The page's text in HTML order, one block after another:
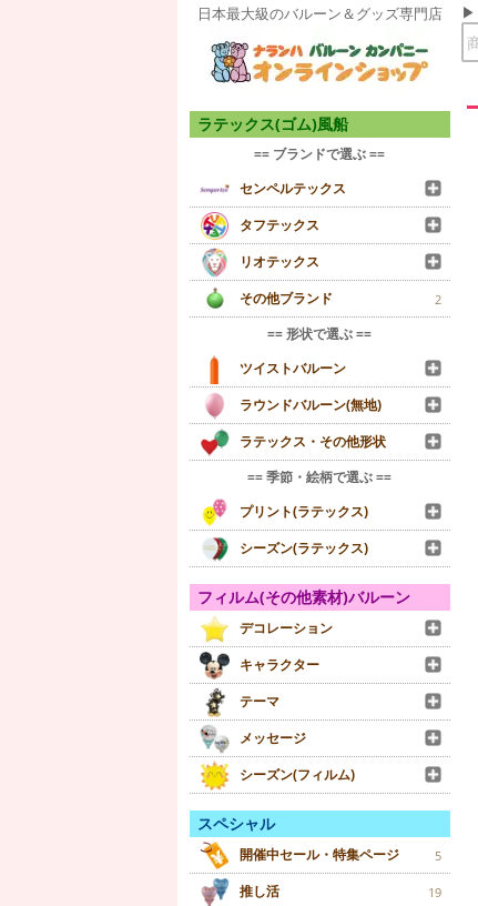
日本最大級のバルーン＆グッズ専門店
ラテックス(ゴム)風船
== ブランドで選ぶ ==
センペルテックス
タフテックス
リオテックス
その他ブランド
2
== 形状で選ぶ ==
ツイストバルーン
ラウンドバルーン(無地)
ラテックス・その他形状
== 季節・絵柄で選ぶ ==
プリント(ラテックス)
シーズン(ラテックス)
フィルム(その他素材)バルーン
デコレーション
キャラクター
テーマ
メッセージ
シーズン(フィルム)
スペシャル
開催中セール・特集ページ 5
推し活 19